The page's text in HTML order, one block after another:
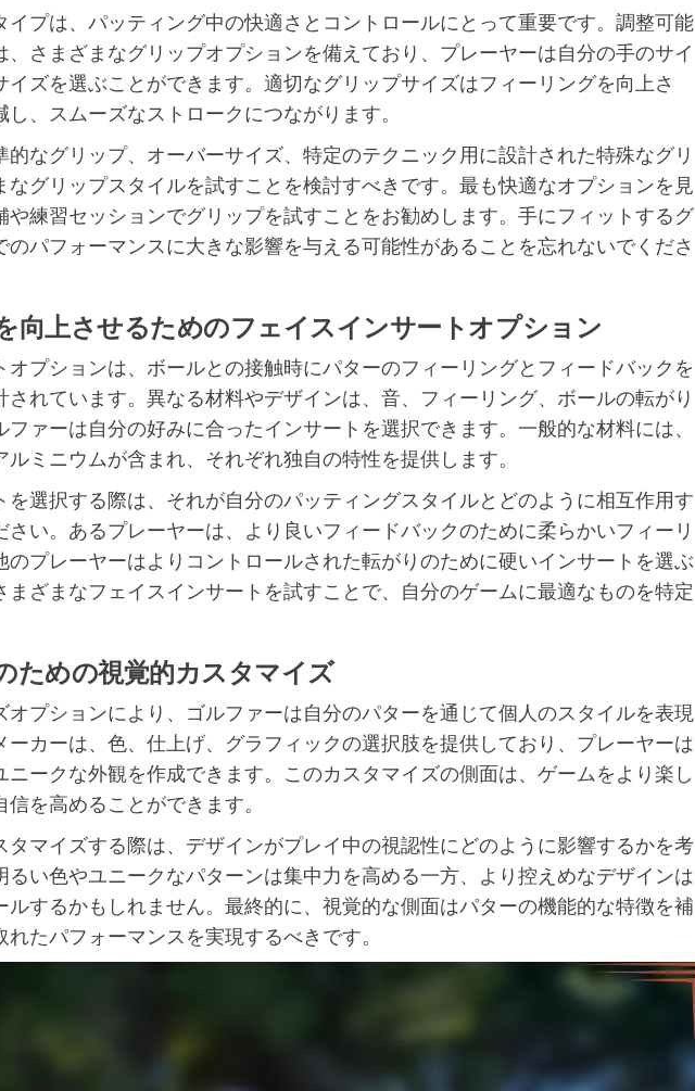
イプは、パッティング中の快適さとコントロールにとって重要です。調整可能
、さまざまなグリップオプションを備えており、プレーヤーは自分の手のサイ
イズを選ぶことができます。適切なグリップサイズはフィーリングを向上さ
、スムーズなストロークにつながります。
的なグリップ、オーバーサイズ、特定のテクニック用に設計された特殊なグリ
なグリップスタイルを試すことを検討すべきです。最も快適なオプションを見
や練習セッションでグリップを試すことをお勧めします。手にフィットするグ
のパフォーマンスに大きな影響を与える可能性があることを忘れないでくださ
向上させるためのフェイスインサートオプション
オプションは、ボールとの接触時にパターのフィーリングとフィードバックを
されています。異なる材料やデザインは、音、フィーリング、ボールの転がり
ァーは自分の好みに合ったインサートを選択できます。一般的な材料には、
ミニウムが含まれ、それぞれ独自の特性を提供します。
を選択する際は、それが自分のパッティングスタイルとどのように相互作用す
さい。あるプレーヤーは、より良いフィードバックのために柔らかいフィーリ
のプレーヤーはよりコントロールされた転がりのために硬いインサートを選ぶ
まざまなフェイスインサートを試すことで、自分のゲームに最適なものを特定
ための視覚的カスタマイズ
オプションにより、ゴルファーは自分のパターを通じて個人のスタイルを表現
ーカーは、色、仕上げ、グラフィックの選択肢を提供しており、プレーヤーは
ニークな外観を作成できます。このカスタマイズの側面は、ゲームをより楽し
を高めることができます。
タマイズする際は、デザインがプレイ中の視認性にどのように影響するかを考
るい色やユニークなパターンは集中力を高める一方、より控えめなデザインは
ルするかもしれません。最終的に、視覚的な側面はパターの機能的な特徴を補
たパフォーマンスを実現するべきです。